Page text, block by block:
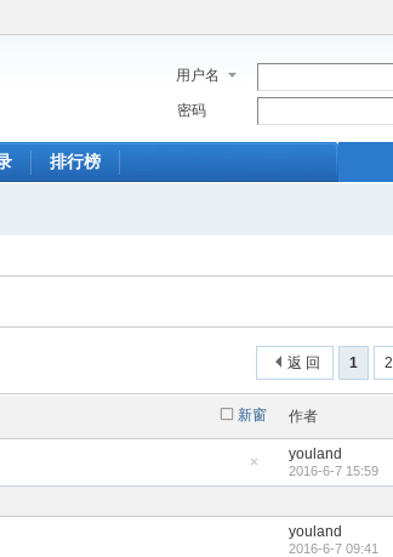
用户名
密码
排行榜
1 2
返 回
新窗 作者
藏
顶
youland
2016-6-7 15:59
youland
2016-6-7 09:41